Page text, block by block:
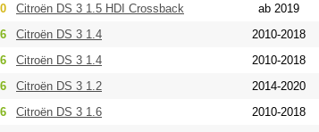
Citroën DS 3 1.5 HDI Crossback ab 2019
Citroën DS 3 1.4 2010-2018
Citroën DS 3 1.4 2010-2018
Citroën DS 3 1.2 2014-2020
Citroën DS 3 1.6 2010-2018